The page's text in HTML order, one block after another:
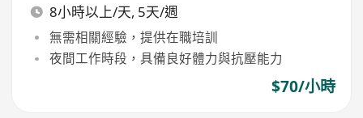
8小時以上/天, 5天/週
無需相關經驗，提供在職培訓
夜間工作時段，具備良好體力與抗壓能力
$70/小時